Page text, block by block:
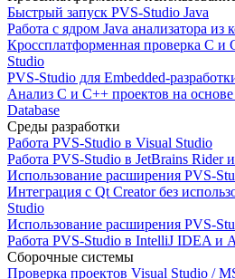
Быстрый запуск PVS-Studio Java
Работа с ядром Java анализатора из
Кроссплатформенная проверка C и
Studio
PVS-Studio для Embedded-
Анализ C и C++ проектов на
Database
Среды разработки
Работа PVS-Studio в Visual Studio
Работа PVS-Studio в JetBrains Rider
Использование расширения PVS-
Интеграция с Qt Creator без
Studio
Использование расширения PVS-
Работа PVS-Studio в IntelliJ IDEA и
Сборочные системы
Проверка проектов Visual Studio /